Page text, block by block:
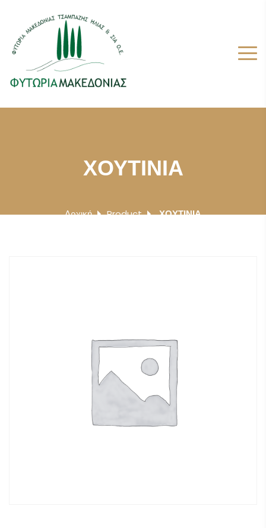
ΧΟΥΤΙΝΙΑ
Αρχική Product ΧΟΥΤΙΝΙΑ